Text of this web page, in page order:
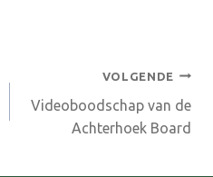
VOLGENDE
Videoboodschap van de
Achterhoek Board